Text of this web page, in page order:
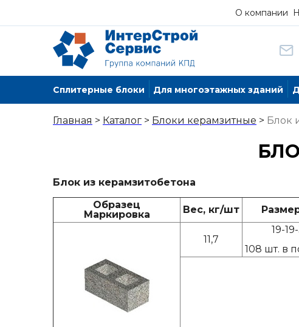
О компании
Сплитерные блоки Для многоэтажных зданий
Главная > Каталог > Блоки керамзитные > Блок
Блок из керамзитобетона
Образец
Маркировка
Вес, кг/шт
11,7
19-
108 шт. в